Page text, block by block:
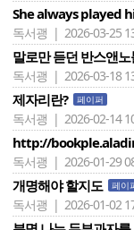
She always played
독서괭 | 2026-03-25
말로만 듣던 반스앤
독서괭 | 2026-03-18
제자리란? 페이퍼
독서괭 | 2026-02-14
http://
독서괭 | 2026-01-29
개명해야 할지도 페이
독서괭 | 2026-01-02